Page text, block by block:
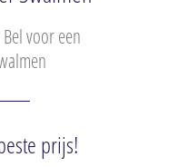
voor een
prijs!